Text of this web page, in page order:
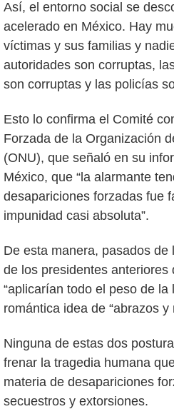
Así, el entorno social se
acelerado en México. Hay
víctimas y sus familias y
autoridades son corruptas,
son corruptas y las policías
Esto lo confirma el Comité
Forzada de la Organización
(ONU), que señaló en su
México, que “la alarmante
desapariciones forzadas fue
impunidad casi absoluta”.
De esta manera, pasados
de los presidentes anteriores
“aplicarían todo el peso de la
romántica idea de “abrazos y
Ninguna de estas dos
frenar la tragedia humana
materia de desapariciones
secuestros y extorsiones.